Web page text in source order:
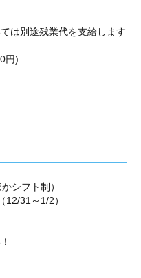
は別途残業代を支給します
円)
シフト制）
31～1/2）